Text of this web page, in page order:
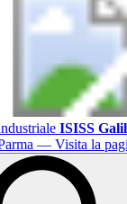
ISISS
— Visita la